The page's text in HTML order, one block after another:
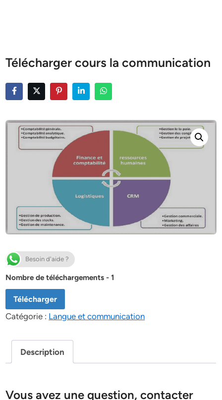
Télécharger cours la communication
Besoin d'aide ?
Nombre de téléchargements - 1
Télécharger
Catégorie : Langue et communication
Description
Vous avez une question, contacter